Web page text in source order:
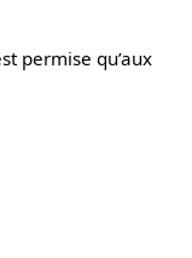
permise qu’aux